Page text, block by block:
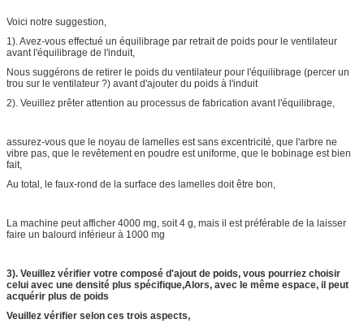
Voici notre suggestion,
1). Avez-vous effectué un équilibrage par retrait de poids pour le ventilateur
avant l'équilibrage de l'induit,
Nous suggérons de retirer le poids du ventilateur pour l'équilibrage (percer un
trou sur le ventilateur ?) avant d'ajouter du poids à l'induit
2). Veuillez prêter attention au processus de fabrication avant l'équilibrage,
assurez-vous que le noyau de lamelles est sans excentricité, que l'arbre ne
vibre pas, que le revêtement en poudre est uniforme, que le bobinage est bien
fait,
Au total, le faux-rond de la surface des lamelles doit être bon,
La machine peut afficher 4000 mg, soit 4 g, mais il est préférable de la laisser
faire un balourd inférieur à 1000 mg
3). Veuillez vérifier votre composé d'ajout de poids, vous pourriez choisir
celui avec une densité plus spécifique,Alors, avec le même espace, il peut
acquérir plus de poids
Veuillez vérifier selon ces trois aspects,